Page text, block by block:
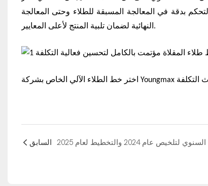
بدقة في المعالجة المسبقة للطلاء وحتى المعالجة
النهائية لضمان تلبية المنتج لأعلى المعايير.
السابق